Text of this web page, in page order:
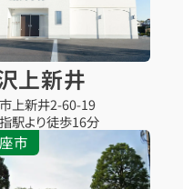
上新井
上新井2-60-19
駅より徒歩16分
市